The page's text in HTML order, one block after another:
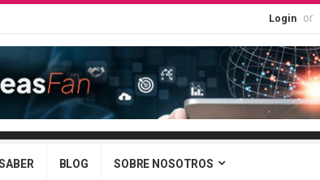
Login or
BLOG SOBRE NOSOTROS